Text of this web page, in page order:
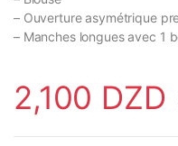
– Ouverture asymétrique
– Manches longues avec 1
2,100 DZD